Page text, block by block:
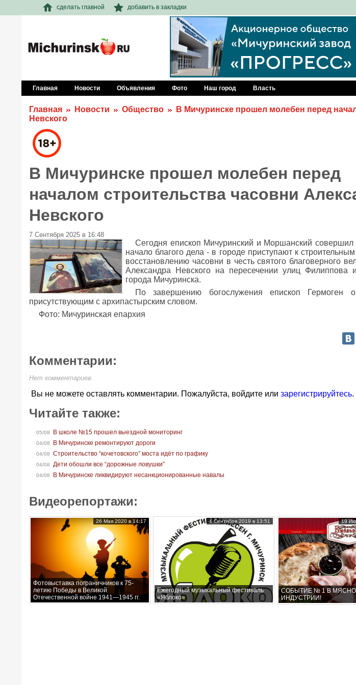
сделать главной добавить в закладки
Главная Новости Объявления Фото Наш город Власть
Главная Новости Общество
В Мичуринске прошел молебен перед
Невского
В Мичуринске прошел молебен перед
началом строительства часовни
Невского
7 Сентября 2025 в 16:48
Сегодня епископ Мичуринский и Моршанский
начало благого дела - в городе приступают к
восстановлению часовни в честь святого благоверного
Александра Невского на пересечении улиц Филиппова
города Мичуринска.
По завершению богослужения епископ Гермоген
присутствующим с архипастырским словом.
Фото: Мичуринская епархия
Комментарии:
Нет комментариев.
Вы не можете оставлять комментарии. Пожалуйста, войдите или зарегистрируйтесь.
Читайте также:
05/08 В школе №15 прошел выездной мониторинг
04/08 В Мичуринске ремонтируют дороги
04/08 Строительство “кочетовского” моста идёт по графику
04/08 Дети обошли все “дорожные ловушки”
04/08 В Мичуринске ликвидируют несанкционированные навалы
Видеорепортажи:
Фотовыставка пограничников к 75-
летию Победы в Великой
Отечественной войне 1941—1945 гг.
26 Мая 2020 в 14:17
Ежегодный музыкальный фестиваль
«Яблоко»
4 Сентября 2019 в 13:51
СОБЫТИЕ № 1 В
ИНДУСТРИИ!
19